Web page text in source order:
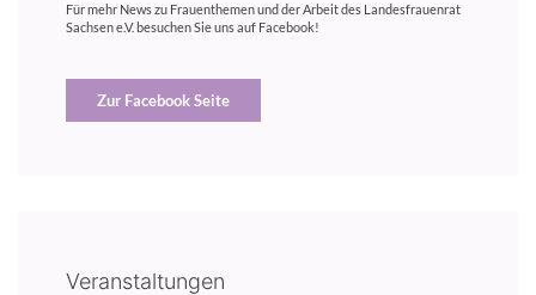
Für mehr News zu Frauenthemen und der Arbeit des Landesfrauenrat
Sachsen e.V. besuchen Sie uns auf Facebook!
Zur Facebook Seite
Veranstaltungen